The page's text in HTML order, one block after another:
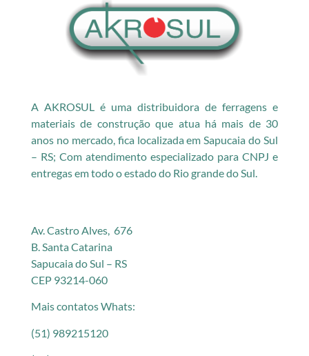
A AKROSUL é uma distribuidora de ferragens e
materiais de construção que atua há mais de 30
anos no mercado, fica localizada em Sapucaia do Sul
– RS; Com atendimento especializado para CNPJ e
entregas em todo o estado do Rio grande do Sul.
Av. Castro Alves, 676
B. Santa Catarina
Sapucaia do Sul – RS
CEP 93214-060
Mais contatos Whats:
(51) 989215120